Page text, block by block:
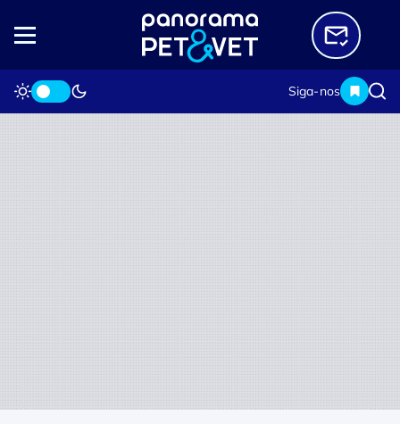
Siga-nos